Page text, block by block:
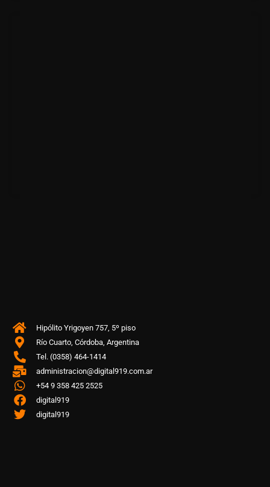
Hipólito Yrigoyen 757, 5º piso
Río Cuarto, Córdoba, Argentina
Tel. (0358) 464-1414
administracion@digital919.com.ar
+54 9 358 425 2525
digital919
digital919